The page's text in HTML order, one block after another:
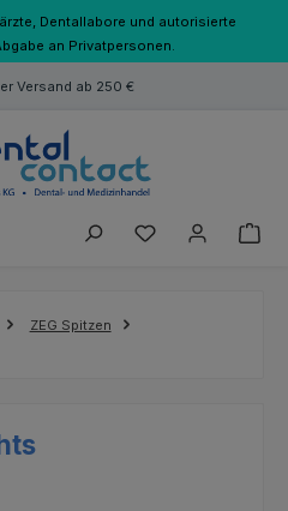
Dentallabore und autorisierte
an Privatpersonen.
Versand ab 250 €
Du hast 0
ZEG Spitzen